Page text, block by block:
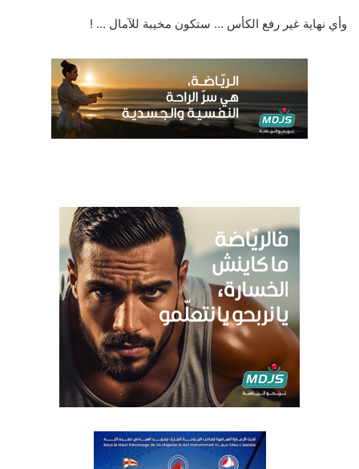
وأي نهاية غير رفع الكأس … ستكون مخيبة للآمال … !